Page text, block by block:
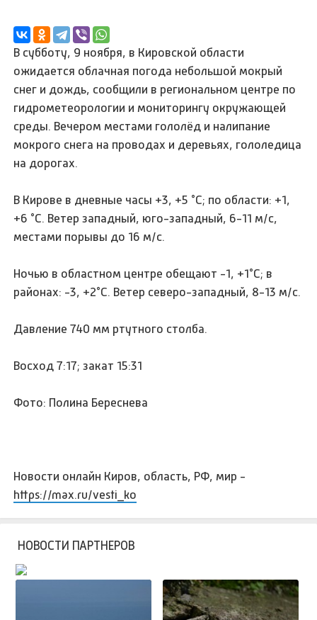
В субботу, 9 ноября, в Кировской области
ожидается облачная погода небольшой мокрый
снег и дождь, сообщили в региональном центре по
гидрометеорологии и мониторингу окружающей
среды. Вечером местами гололёд и налипание
мокрого снега на проводах и деревьях, гололедица
на дорогах.
В Кирове в дневные часы +3, +5 °C; по области: +1,
+6 °C. Ветер западный, юго-западный, 6-11 м/с,
местами порывы до 16 м/с.
Ночью в областном центре обещают -1, +1°C; в
районах: -3, +2°C. Ветер северо-западный, 8-13 м/с.
Давление 740 мм ртутного столба.
Восход 7:17; закат 15:31
Фото: Полина Береснева
Новости онлайн Киров, область, РФ, мир -
https://max.ru/vesti_ko
НОВОСТИ ПАРТНЕРОВ